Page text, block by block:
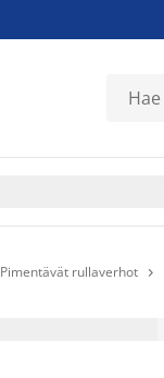
Pimentävät rullaverhot 